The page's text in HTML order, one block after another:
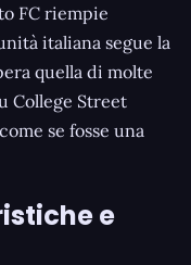
FC riempie
italiana segue la
quella di molte
College Street
se fosse una
e